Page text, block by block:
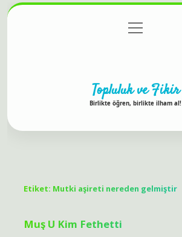
Gizlilik Politikası
menüyü
aç
Topluluk ve Fikir
Birlikte öğren, birlikte ilham al!
Etiket: Mutki aşireti nereden gelmiştir
Muş U Kim Fethetti